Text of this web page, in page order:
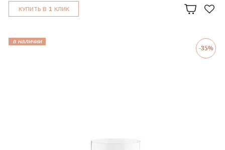
КУПИТЬ В 1 КЛИК
в наличии
-35%